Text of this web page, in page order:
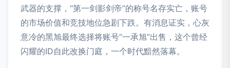
武器的支撑，“第一剑影剑帝”的称号名存实亡，账号
的市场价值和竞技地位急剧下跌。有消息证实，心灰
意冷的黑旭最终选择将账号“一承旭”出售，这个曾经
闪耀的ID自此改换门庭，一个时代黯然落幕。